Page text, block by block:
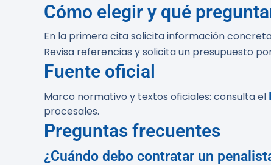
Cómo elegir y qué
En la primera cita solicita información
Revisa referencias y solicita un presupuesto
Fuente oficial
Marco normativo y textos oficiales: consulta el
procesales.
Preguntas frecuentes
¿Cuándo debo contratar un